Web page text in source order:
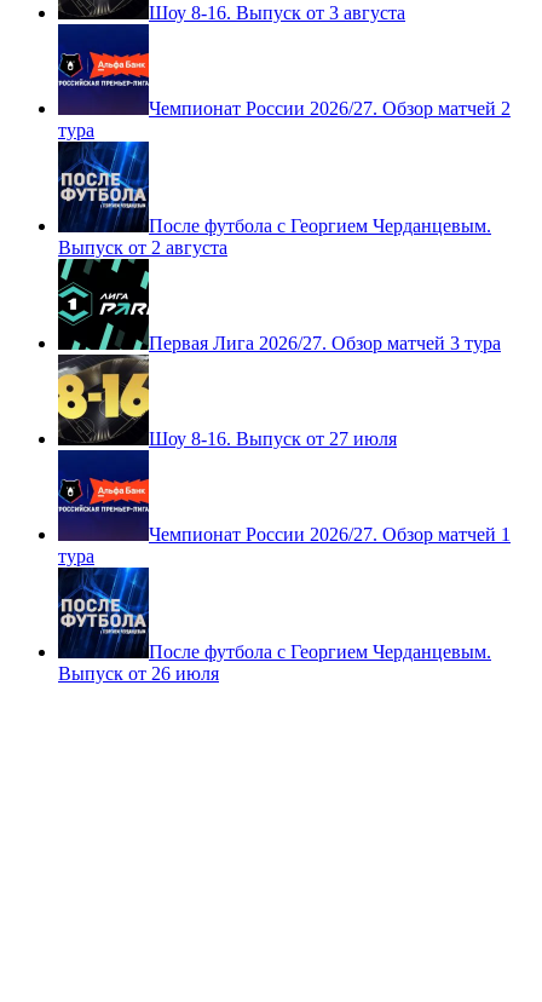
Шоу 8-16. Выпуск от 3 августа
Чемпионат России 2026/27. Обзор матчей 2
тура
После футбола с Георгием Черданцевым.
Выпуск от 2 августа
Первая Лига 2026/27. Обзор матчей 3 тура
Шоу 8-16. Выпуск от 27 июля
Чемпионат России 2026/27. Обзор матчей 1
тура
После футбола с Георгием Черданцевым.
Выпуск от 26 июля